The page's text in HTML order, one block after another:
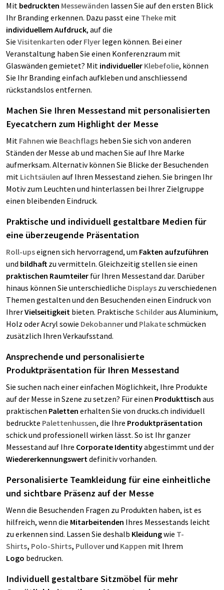
Mit bedruckten Messewänden lassen Sie auf den ersten Blick
Ihr Branding erkennen. Dazu passt eine Theke mit
individuellem Aufdruck, auf die
Sie Visitenkarten oder Flyer legen können. Bei einer
Veranstaltung haben Sie einen Konferenzraum mit
Glaswänden gemietet? Mit individueller Klebefolie, können
Sie Ihr Branding einfach aufkleben und anschliessend
rückstandslos entfernen.
Machen Sie Ihren Messestand mit personalisierten
Eyecatchern zum Highlight der Messe
Mit Fahnen wie Beachflags heben Sie sich von anderen
Ständen der Messe ab und machen Sie auf Ihre Marke
aufmerksam. Alternativ können Sie Blicke der Besuchenden
mit Lichtsäulen auf Ihren Messestand ziehen. Sie bringen Ihr
Motiv zum Leuchten und hinterlassen bei Ihrer Zielgruppe
einen bleibenden Eindruck.
Praktische und individuell gestaltbare Medien für
eine überzeugende Präsentation
Roll-upseignen sich hervorragend, um Fakten aufzuführen
und bildhaft zu vermitteln. Gleichzeitig stellen sie einen
praktischen Raumteiler für Ihren Messestand dar. Darüber
hinaus können Sie unterschiedliche Displays zu verschiedenen
Themen gestalten und den Besuchenden einen Eindruck von
IhrerVielseitigkeit bieten. Praktische Schilderaus Aluminium,
Holz oder Acryl sowie Dekobannerund Plakateschmücken
zusätzlich Ihren Verkaufsstand.
Ansprechende und personalisierte
Produktpräsentation für Ihren Messestand
Sie suchen nach einer einfachen Möglichkeit, Ihre Produkte
auf der Messe in Szene zu setzen? Für einen Produkttisch aus
praktischen Paletten erhalten Sie von drucks.ch individuell
bedruckte Palettenhussen, die Ihre Produktpräsentation
schick und professionell wirken lässt. So ist Ihr ganzer
Messestand auf Ihre Corporate Identityabgestimmt und der
Wiedererkennungswertdefinitiv vorhanden.
Personalisierte Teamkleidung für eine einheitliche
und sichtbare Präsenz auf der Messe
Wenn die Besuchenden Fragen zu Produkten haben, ist es
hilfreich, wenn die Mitarbeitenden Ihres Messestands leicht
zu erkennen sind. Lassen Sie deshalb Kleidungwie T-
Shirts, Polo-Shirts, Pulloverund Kappen mit Ihrem
Logo bedrucken.
Individuell gestaltbare Sitzmöbel für mehr